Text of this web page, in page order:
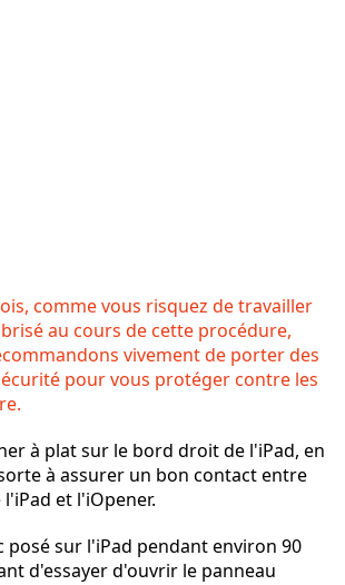
comme vous risquez de travailler
au cours de cette procédure,
vivement de porter des
pour vous protéger contre les
à plat sur le bord droit de l'iPad, en
à assurer un bon contact entre
et l'iOpener.
posé sur l'iPad pendant environ 90
d'essayer d'ouvrir le panneau